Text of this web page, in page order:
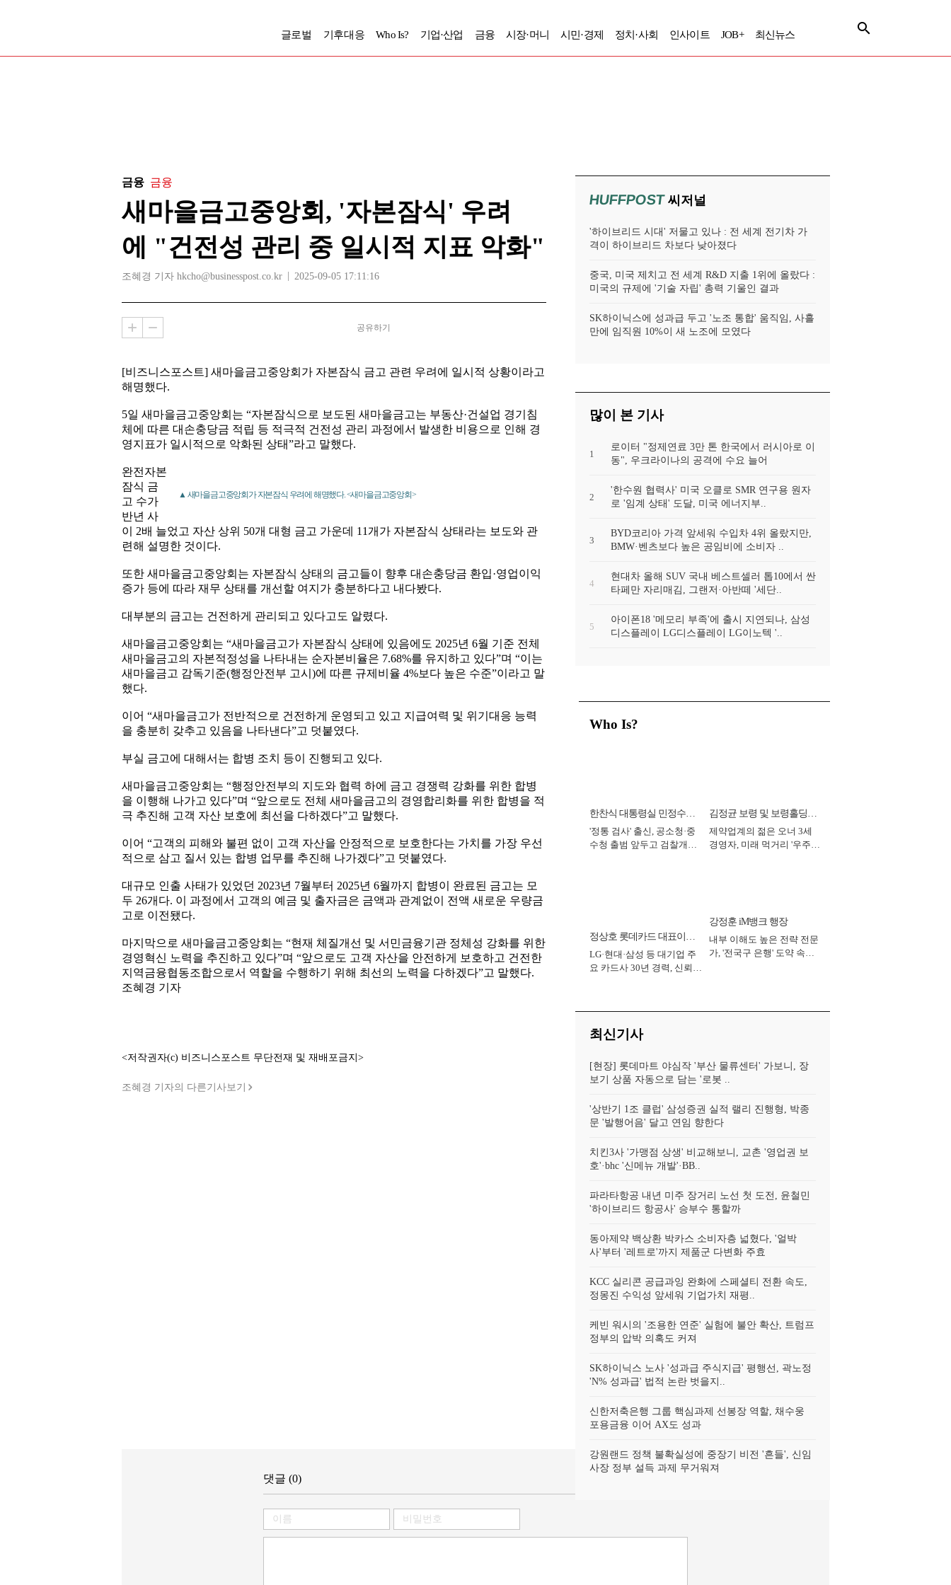
글로벌 기후대응 Who Is? 기업·산업 금융 시장·머니 시민·경제 정치·사회 인사이트 JOB+ 최신뉴스
금융 금융
새마을금고중앙회, '자본잠식' 우려
에 "건전성 관리 중 일시적 지표 악화"
조혜경 기자 hkcho@businesspost.co.kr 2025-09-05 17:11:16
공유하기
[비즈니스포스트] 새마을금고중앙회가 자본잠식 금고 관련 우려에 일시적 상황이라고
해명했다.
5일 새마을금고중앙회는 “자본잠식으로 보도된 새마을금고는 부동산·건설업 경기침
체에 따른 대손충당금 적립 등 적극적 건전성 관리 과정에서 발생한 비용으로 인해 경
영지표가 일시적으로 악화된 상태”라고 말했다.
▲ 새마을금고중앙회가 자본잠식 우려에 해명했다. <새마을금고중앙회>
완전자본
잠식 금
고 수가
반년 사
이 2배 늘었고 자산 상위 50개 대형 금고 가운데 11개가 자본잠식 상태라는 보도와 관
련해 설명한 것이다.
또한 새마을금고중앙회는 자본잠식 상태의 금고들이 향후 대손충당금 환입·영업이익
증가 등에 따라 재무 상태를 개선할 여지가 충분하다고 내다봤다.
대부분의 금고는 건전하게 관리되고 있다고도 알렸다.
새마을금고중앙회는 “새마을금고가 자본잠식 상태에 있음에도 2025년 6월 기준 전체
새마을금고의 자본적정성을 나타내는 순자본비율은 7.68%를 유지하고 있다”며 “이는
새마을금고 감독기준(행정안전부 고시)에 따른 규제비율 4%보다 높은 수준”이라고 말
했다.
이어 “새마을금고가 전반적으로 건전하게 운영되고 있고 지급여력 및 위기대응 능력
을 충분히 갖추고 있음을 나타낸다”고 덧붙였다.
부실 금고에 대해서는 합병 조치 등이 진행되고 있다.
새마을금고중앙회는 “행정안전부의 지도와 협력 하에 금고 경쟁력 강화를 위한 합병
을 이행해 나가고 있다”며 “앞으로도 전체 새마을금고의 경영합리화를 위한 합병을 적
극 추진해 고객 자산 보호에 최선을 다하겠다”고 말했다.
이어 “고객의 피해와 불편 없이 고객 자산을 안정적으로 보호한다는 가치를 가장 우선
적으로 삼고 질서 있는 합병 업무를 추진해 나가겠다”고 덧붙였다.
대규모 인출 사태가 있었던 2023년 7월부터 2025년 6월까지 합병이 완료된 금고는 모
두 26개다. 이 과정에서 고객의 예금 및 출자금은 금액과 관계없이 전액 새로운 우량금
고로 이전됐다.
마지막으로 새마을금고중앙회는 “현재 체질개선 및 서민금융기관 정체성 강화를 위한
경영혁신 노력을 추진하고 있다”며 “앞으로도 고객 자산을 안전하게 보호하고 건전한
지역금융협동조합으로서 역할을 수행하기 위해 최선의 노력을 다하겠다”고 말했다.
조혜경 기자
<저작권자(c) 비즈니스포스트 무단전재 및 재배포금지>
조혜경 기자의 다른기사보기
HUFFPOST 씨저널
'하이브리드 시대' 저물고 있나 : 전 세계 전기차 가
격이 하이브리드 차보다 낮아졌다
중국, 미국 제치고 전 세계 R&D 지출 1위에 올랐다 :
미국의 규제에 '기술 자립' 총력 기울인 결과
SK하이닉스에 성과급 두고 '노조 통합' 움직임, 사흘
만에 임직원 10%이 새 노조에 모였다
많이 본 기사
1
로이터 "정제연료 3만 톤 한국에서 러시아로 이
동", 우크라이나의 공격에 수요 늘어
2
'한수원 협력사' 미국 오클로 SMR 연구용 원자
로 '임계 상태' 도달, 미국 에너지부..
3
BYD코리아 가격 앞세워 수입차 4위 올랐지만,
BMW·벤츠보다 높은 공임비에 소비자 ..
4
현대차 올해 SUV 국내 베스트셀러 톱10에서 싼
타페만 자리매김, 그랜저·아반떼 '세단..
5
아이폰18 '메모리 부족'에 출시 지연되나, 삼성
디스플레이 LG디스플레이 LG이노텍 '..
Who Is?
한찬식 대통령실 민정수석
비서관
'정통 검사' 출신, 공소청·중
수청 출범 앞두고 검찰개혁
김정균 보령 및 보령홀딩스
대표이사 사장
제약업계의 젊은 오너 3세
경영자, 미래 먹거리 '우주와
정상호 롯데카드 대표이사
사장
LG·현대·삼성 등 대기업 주
요 카드사 30년 경력, 신뢰
강정훈 iM뱅크 행장
내부 이해도 높은 전략 전문
가, '전국구 은행' 도약 속도
최신기사
[현장] 롯데마트 야심작 '부산 물류센터' 가보니, 장
보기 상품 자동으로 담는 '로봇 ..
'상반기 1조 클럽' 삼성증권 실적 랠리 진행형, 박종
문 '발행어음' 달고 연임 향한다
치킨3사 '가맹점 상생' 비교해보니, 교촌 '영업권 보
호'·bhc '신메뉴 개발'·BB..
파라타항공 내년 미주 장거리 노선 첫 도전, 윤철민
'하이브리드 항공사' 승부수 통할까
동아제약 백상환 박카스 소비자층 넓혔다, '얼박
사'부터 '레트로'까지 제품군 다변화 주효
KCC 실리콘 공급과잉 완화에 스페셜티 전환 속도,
정몽진 수익성 앞세워 기업가치 재평..
케빈 워시의 '조용한 연준' 실험에 불안 확산, 트럼프
정부의 압박 의혹도 커져
SK하이닉스 노사 '성과급 주식지급' 평행선, 곽노정
'N% 성과급' 법적 논란 벗을지..
신한저축은행 그룹 핵심과제 선봉장 역할, 채수웅
포용금융 이어 AX도 성과
강원랜드 정책 불확실성에 중장기 비전 '흔들', 신임
사장 정부 설득 과제 무거워져
댓글 (0)